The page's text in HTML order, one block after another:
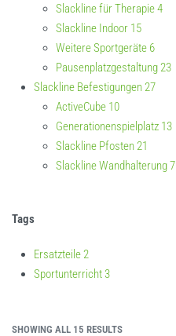
Slackline für Therapie4
Slackline Indoor 15
Weitere Sportgeräte 6
Pausenplatzgestaltung23
Slackline Befestigungen27
ActiveCube 10
Generationenspielplatz 13
Slackline Pfosten21
Slackline Wandhalterung7
Tags
Ersatzteile2
Sportunterricht3
SHOWING ALL 15 RESULTS